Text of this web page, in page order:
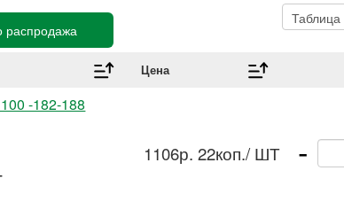
распродажа
Цена
-182-188
1106р. 22коп./ ШТ -